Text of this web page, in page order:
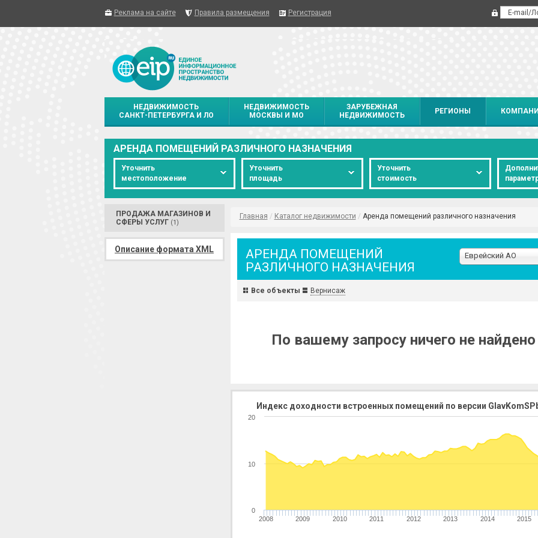
Реклама на сайте Правила размещения Регистрация
НЕДВИЖИМОСТЬ
САНКТ-ПЕТЕРБУРГА И ЛО
НЕДВИЖИМОСТЬ
МОСКВЫ И МО
ЗАРУБЕЖНАЯ
НЕДВИЖИМОСТЬ
РЕГИОНЫ
АРЕНДА ПОМЕЩЕНИЙ РАЗЛИЧНОГО НАЗНАЧЕНИЯ
Уточнить
местоположение
Уточнить
площадь
Уточнить
стоимость
ПРОДАЖА МАГАЗИНОВ И
СФЕРЫ УСЛУГ (1)
Описание формата XML
Главная / Каталог недвижимости / Аренда помещений различного назначения
АРЕНДА ПОМЕЩЕНИЙ
РАЗЛИЧНОГО НАЗНАЧЕНИЯ
Еврейский АО
Все объекты Вернисаж
По вашему запросу ничего не найдено
Индекс доходности встроенных помещений по версии
2008 2009 2010 2011 2012 2013 2014 2015
0
10
20